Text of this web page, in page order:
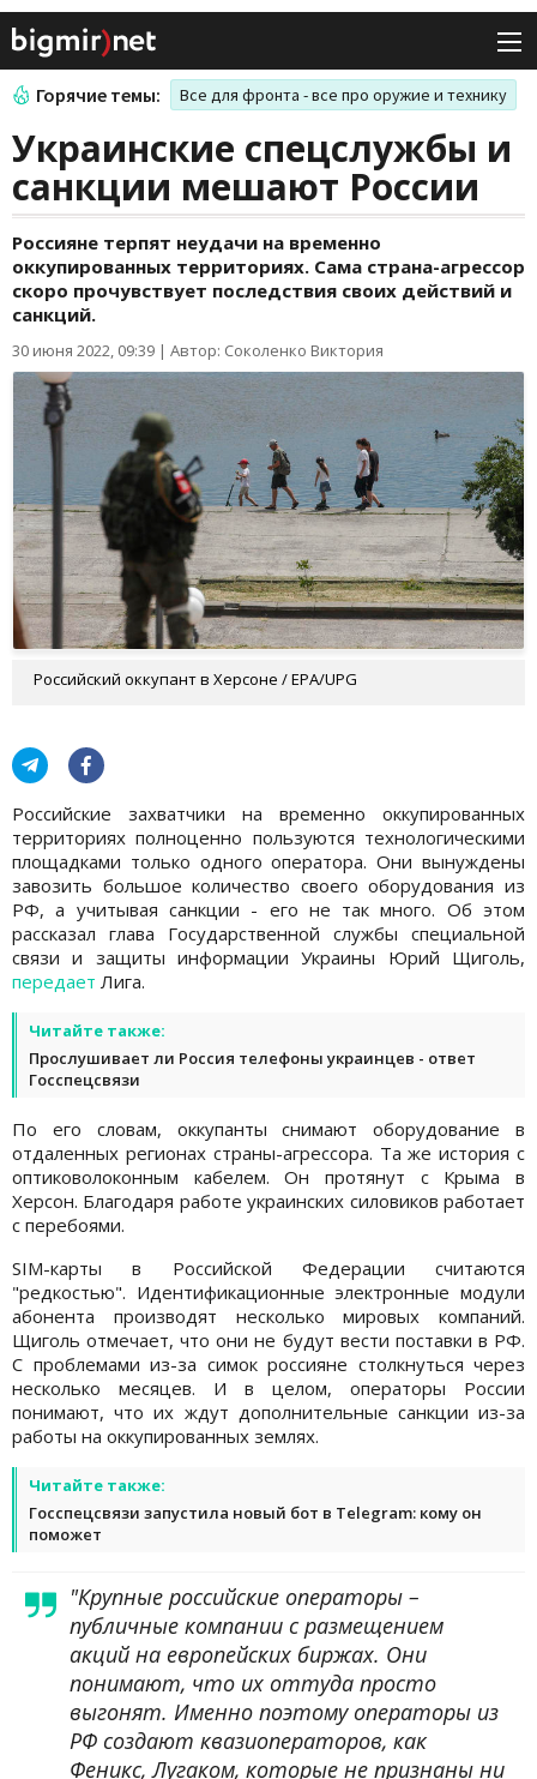
Горячие темы: Все для фронта - все про оружие и технику
Украинские спецслужбы и
санкции мешают России
Россияне терпят неудачи на временно
оккупированных территориях. Сама страна-агрессор
скоро прочувствует последствия своих действий и
санкций.
30 июня 2022, 09:39 | Автор: Соколенко Виктория
Российский оккупант в Херсоне / EPA/UPG
Российские захватчики на временно оккупированных
территориях полноценно пользуются технологическими
площадками только одного оператора. Они вынуждены
завозить большое количество своего оборудования из
РФ, а учитывая санкции - его не так много. Об этом
рассказал глава Государственной службы специальной
связи и защиты информации Украины Юрий Щиголь,
передает Лига.
Читайте также:
Прослушивает ли Россия телефоны украинцев - ответ
Госспецсвязи
По его словам, оккупанты снимают оборудование в
отдаленных регионах страны-агрессора. Та же история с
оптиковолоконным кабелем. Он протянут с Крыма в
Херсон. Благодаря работе украинских силовиков работает
с перебоями.
SIM-карты в Российской Федерации считаются
"редкостью". Идентификационные электронные модули
абонента производят несколько мировых компаний.
Щиголь отмечает, что они не будут вести поставки в РФ.
С проблемами из-за симок россияне столкнуться через
несколько месяцев. И в целом, операторы России
понимают, что их ждут дополнительные санкции из-за
работы на оккупированных землях.
Читайте также:
Госспецсвязи запустила новый бот в Telegram: кому он
поможет
"Крупные российские операторы –
публичные компании с размещением
акций на европейских биржах. Они
понимают, что их оттуда просто
выгонят. Именно поэтому операторы из
РФ создают квазиоператоров, как
Феникс, Лугаком, которые не признаны ни